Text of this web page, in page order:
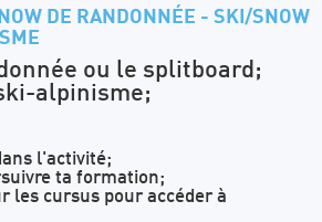
DE RANDONNÉE - SKI/SNOW
ou le splitboard;
alpinisme;
l'activité;
ta formation;
les cursus pour accéder à